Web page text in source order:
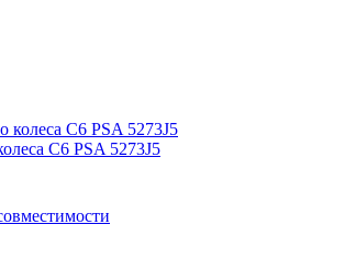
С6 PSA 5273J5